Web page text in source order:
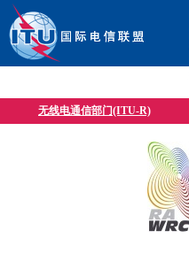
无线电通信部门(ITU-R)